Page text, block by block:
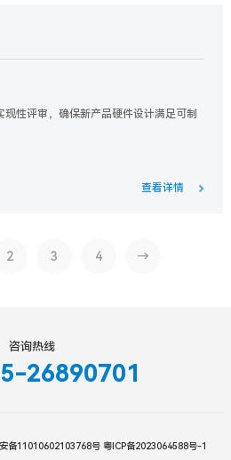
性评审，确保新产品硬件设计满足可制
查看详情
2 3 4 →
咨询热线
26890701
备11010602103768号 粤ICP备2023064588号-1